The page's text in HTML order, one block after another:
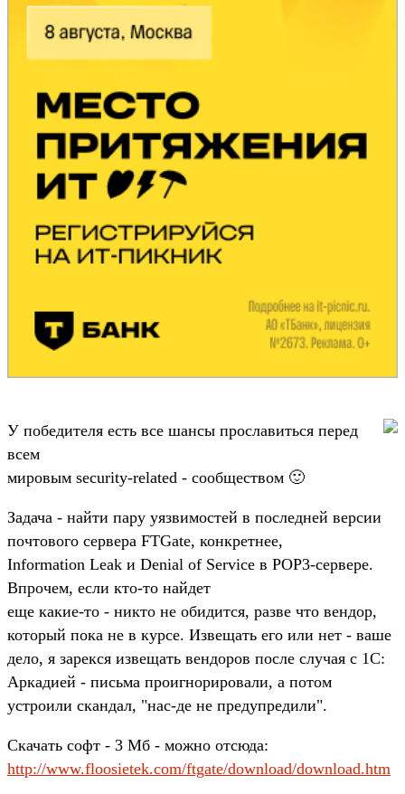
У победителя есть все шансы прославиться перед
всем
мировым security-related - сообществом 🙂
Задача - найти пару уязвимостей в последней версии
почтового сервера FTGate, конкретнее,
Information Leak и Denial of Service в POP3-сервере.
Впрочем, если кто-то найдет
еще какие-то - никто не обидится, разве что вендор,
который пока не в курсе. Извещать его или нет - ваше
дело, я зарекся извещать вендоров после случая с 1С:
Аркадией - письма проигнорировали, а потом
устроили скандал, "нас-де не предупредили".
Скачать софт - 3 Мб - можно отсюда:
http://www.floosietek.com/ftgate/download/download.htm